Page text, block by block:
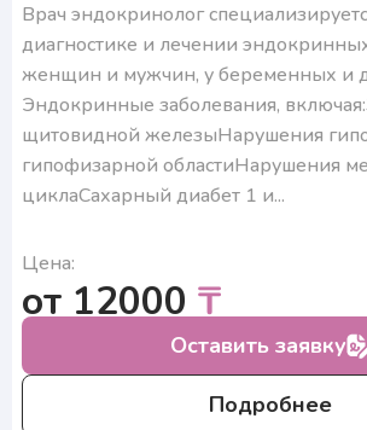
Врач эндокринолог
диагностике и лечении
женщин и мужчин, у беременных и
Эндокринные заболевания,
щитовидной железыНарушения
гипофизарной областиНарушения
циклаСахарный диабет 1 и...
Оставить заявку
Подробнее
Цена:
от 12000 ₸